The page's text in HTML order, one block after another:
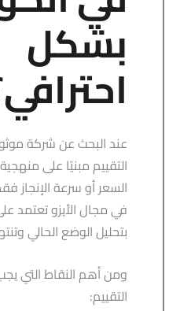
بشكل
عند البحث عن شركة
التقييم مبنيًا على
السعر أو سرعة الإنجاز
في مجال الأيزو تعتمد
بتحليل الوضع الحالي
ومن أهم النقاط التي يجب
التقييم: